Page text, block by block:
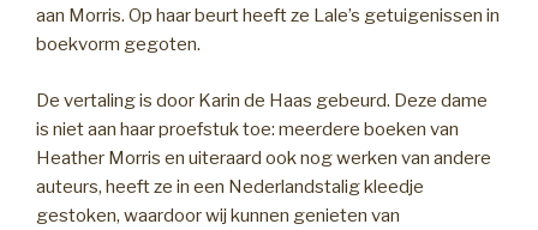
aan Morris. Op haar beurt heeft ze Lale’s getuigenissen in
boekvorm gegoten.
De vertaling is door Karin de Haas gebeurd. Deze dame
is niet aan haar proefstuk toe: meerdere boeken van
Heather Morris en uiteraard ook nog werken van andere
auteurs, heeft ze in een Nederlandstalig kleedje
gestoken, waardoor wij kunnen genieten van